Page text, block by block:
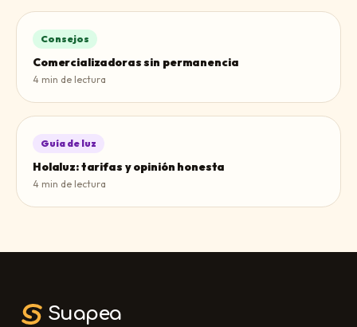
Consejos
Comercializadoras sin permanencia
4 min de lectura
Guía de luz
Holaluz: tarifas y opinión honesta
4 min de lectura
Suapea